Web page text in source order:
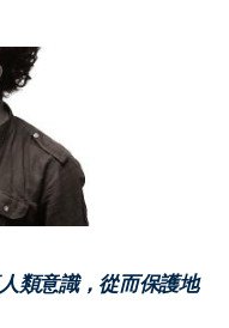
類意識，從而保護地